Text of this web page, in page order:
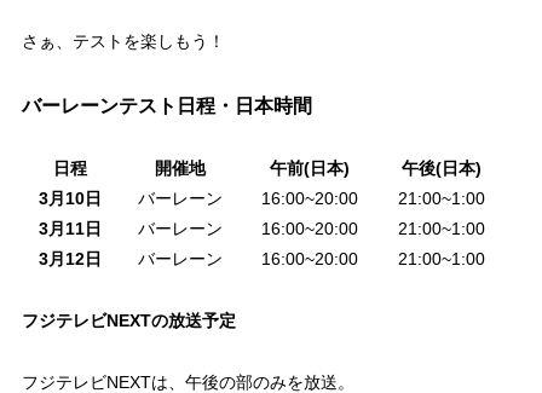
さぁ、テストを楽しもう！
バーレーンテスト日程・日本時間
日程 開催地 午前(日本)
午後(日本)
3月10日
バーレーン 16:00~20:00
21:00~1:00
3月11日
バーレーン 16:00~20:00
21:00~1:00
3月12日
バーレーン 16:00~20:00 21:00~1:00
フジテレビNEXTの放送予定
フジテレビNEXTは、午後の部のみを放送。